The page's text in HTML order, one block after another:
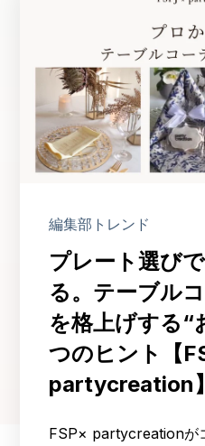
編集部トレンド
プレート選び
る。テーブル
を格上げする“
つのヒント【
partycreation
FSP× partycreationが